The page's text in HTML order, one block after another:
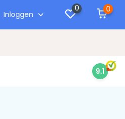
Inloggen
0 0
9.1